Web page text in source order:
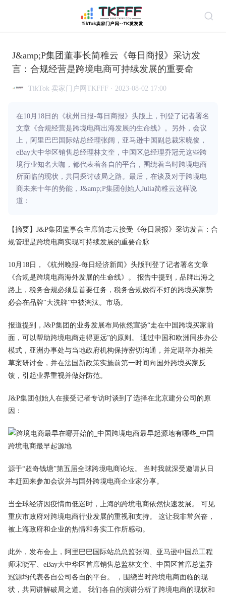
J&amp;P集团董事长简稚云《每日商报》采访发
言：合规经营是跨境电商可持续发展的重要命
TikTok 卖家门户网TKFFF · 2023-08-02 17:00
在10月18日的《杭州日报-每日商报》头版上，刊登了记者署名
文章《合规经营是跨境电商出海发展的生命线》。另外，会议
上，阿里巴巴国际站总经理张阔，亚马逊中国副总裁宋晓俊，
eBay大中华区销售总经理林文奎，中国区总经理乔冠元这些跨
境行业知名大咖，都代表着各自的平台，围绕着当时跨境电商
所面临的现状，共同探讨破局之路。最后，在谈及对于跨境电
商未来十年的势能，J&amp;P集团创始人Julia简稚云这样说
道：
【摘要】J&P集团监事会主席简志云接受《每日晨报》采访发言：合
规管理是跨境电商实现可持续发展的重要命脉
10月18日，《杭州晚报-每日经济新闻》头版刊登了记者署名文章
《合规是跨境电商海外发展的生命线》。 报告中提到，品牌出海之
路上，税务合规必须是首要任务，税务合规做得不好的跨境买家势
必会在品牌“大洗牌”中被淘汰。市场。
报道提到，J&P集团的业务发展布局依然宣扬“走在中国跨境买家前
面，可以帮助跨境电商走得更远”的原则。 通过中国和欧洲同步办公
模式，亚洲办事处与当地政府机构保持密切沟通，并定期举办相关
草案研讨会，并在法国新政策实施前第一时间向国外跨境买家反
馈，引起业界重视并做好防范。
J&P集团创始人在接受记者专访时谈到了选择在北京建分公司的原
因：
源于“超奇钱塘”第五届全球跨境电商论坛。 当时我就深受邀请从日
本赶回来参加会议并与国外跨境电商企业家分享。
当全球经济因疫情而低迷时，上海的跨境电商依然快速发展。 可见
重庆市政府对跨境电商行业发展的重视和支持。 这让我非常兴奋，
被上海政府和企业的热情和务实工作所感动。
此外，发布会上，阿里巴巴国际站总总监张阔、亚马逊中国总工程
师宋晓军、eBay大中华区首席销售总监林文奎、中国区首席总监乔
冠源均代表各自公司各自的平台。 ，围绕当时跨境电商面临的现
状，共同讲解破局之道。 我们各自的演讲分析了跨境电商的现状和